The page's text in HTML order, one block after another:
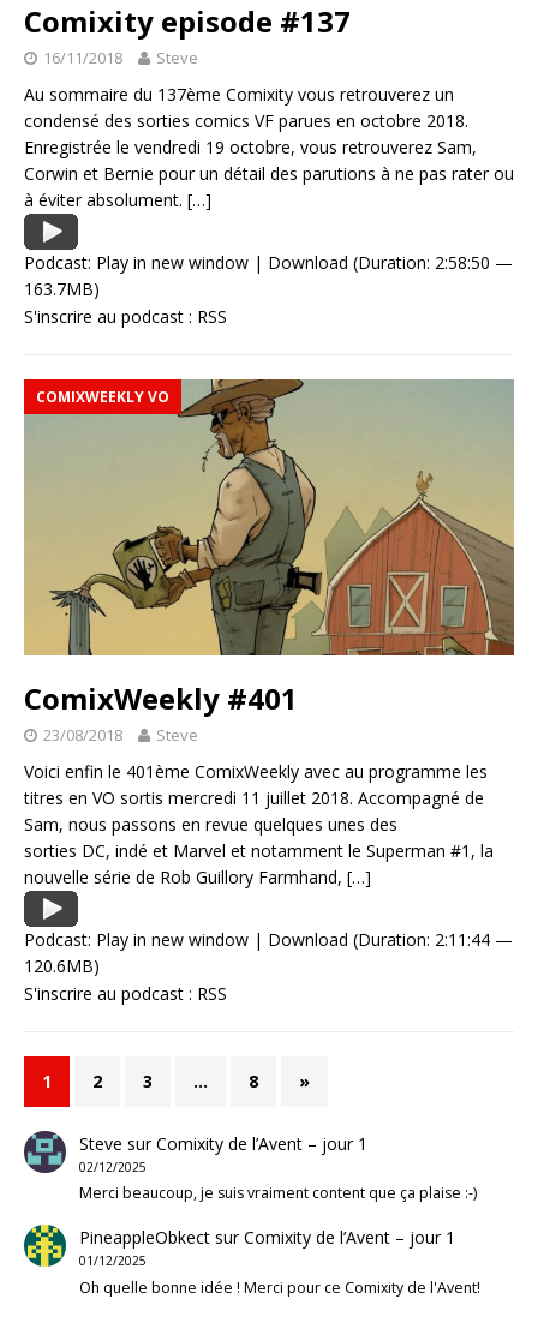
Comixity episode #137
16/11/2018 Steve
Au sommaire du 137ème Comixity vous retrouverez un
condensé des sorties comics VF parues en octobre 2018.
Enregistrée le vendredi 19 octobre, vous retrouverez Sam,
Corwin et Bernie pour un détail des parutions à ne pas rater ou
à éviter absolument. […]
Podcast: Play in new window | Download (Duration: 2:58:50 —
163.7MB)
S'inscrire au podcast : RSS
COMIXWEEKLY VO
ComixWeekly #401
23/08/2018 Steve
Voici enfin le 401ème ComixWeekly avec au programme les
titres en VO sortis mercredi 11 juillet 2018. Accompagné de
Sam, nous passons en revue quelques unes des
sorties DC, indé et Marvel et notamment le Superman #1, la
nouvelle série de Rob Guillory Farmhand, […]
Podcast: Play in new window | Download (Duration: 2:11:44 —
120.6MB)
S'inscrire au podcast : RSS
1 2 3 … 8 »
Steve surComixity de l’Avent – jour 1
02/12/2025
Merci beaucoup, je suis vraiment content que ça plaise :-)
PineappleObkectsurComixity de l’Avent – jour 1
01/12/2025
Oh quelle bonne idée ! Merci pour ce Comixity de l'Avent!